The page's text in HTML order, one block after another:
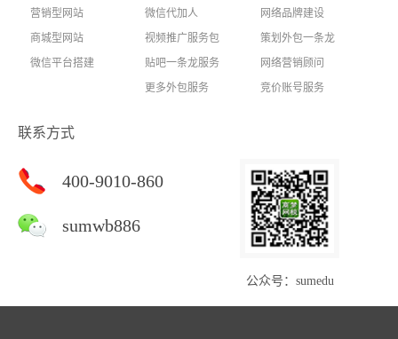
营销型网站
商城型网站
微信平台搭建
微信代加人
视频推广服务包
贴吧一条龙服务
更多外包服务
网络品牌建设
策划外包一条龙
网络营销顾问
竞价账号服务
联系方式
400-9010-860
sumwb886
公众号：sumedu